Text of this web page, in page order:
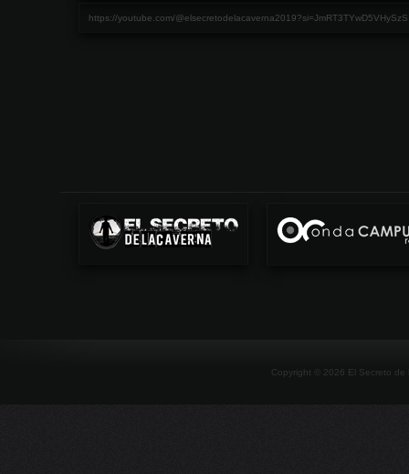
https://youtube.com/@elsecretodelacaverna2019?si=JmRT3TYwD5VHySzS
Copyright © 2026 El Secreto de